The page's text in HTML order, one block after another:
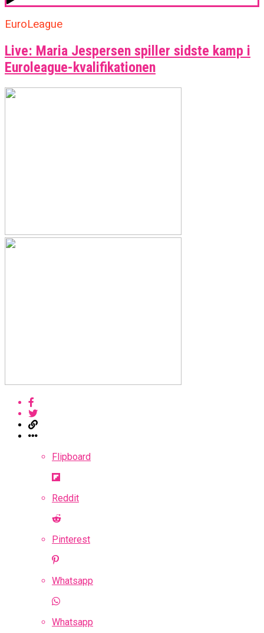
EuroLeague
Live: Maria Jespersen spiller sidste kamp i
Euroleague-kvalifikationen
Flipboard
Reddit
Pinterest
Whatsapp
Whatsapp